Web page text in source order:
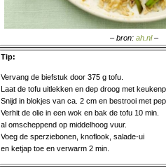
– bron: ah.nl–
Tip:
Vervang de biefstuk door 375 g tofu.
Laat de tofu uitlekken en dep droog met
Snijd in blokjes van ca. 2 cm en bestrooi met
Verhit de olie in een wok en bak de tofu 10 min.
al omscheppend op middelhoog vuur.
Voeg de sperziebonen, knoflook, salade-ui
en ketjap toe en verwarm 2 min.